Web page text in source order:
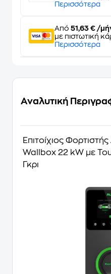
Περισσότερα
Από 51,63 € /
με πιστωτική
Περισσότερα
Αναλυτική
Επιτοίχιος
Wallbox 22 kW με
Γκρι